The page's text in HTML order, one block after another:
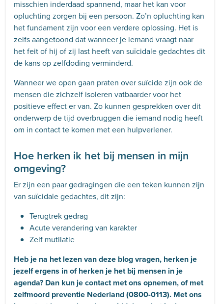
misschien inderdaad spannend, maar het kan voor
opluchting zorgen bij een persoon. Zo’n opluchting kan
het fundament zijn voor een verdere oplossing. Het is
zelfs aangetoond dat wanneer je iemand vraagt naar
het feit of hij of zij last heeft van suïcidale gedachtes dit
de kans op zelfdoding verminderd.
Wanneer we open gaan praten over suïcide zijn ook de
mensen die zichzelf isoleren vatbaarder voor het
positieve effect er van. Zo kunnen gesprekken over dit
onderwerp de tijd overbruggen die iemand nodig heeft
om in contact te komen met een hulpverlener.
Hoe herken ik het bij mensen in mijn
omgeving?
Er zijn een paar gedragingen die een teken kunnen zijn
van suïcidale gedachtes, dit zijn:
Terugtrek gedrag
Acute verandering van karakter
Zelf mutilatie
Heb je na het lezen van deze blog vragen, herken je
jezelf ergens in of herken je het bij mensen in je
agenda? Dan kun je contact met ons opnemen, of met
zelfmoord preventie Nederland (0800-0113). Met ons